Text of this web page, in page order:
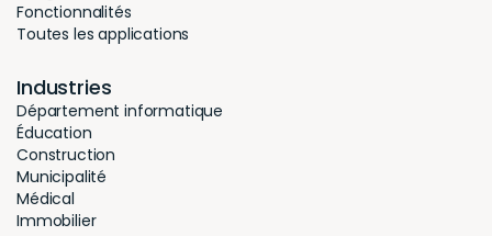
Fonctionnalités
Toutes les applications
Industries
Département informatique
Éducation
Construction
Municipalité
Médical
Immobilier